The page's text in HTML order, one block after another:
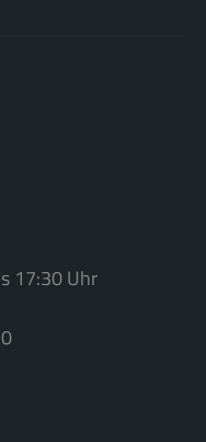
17:30 Uhr